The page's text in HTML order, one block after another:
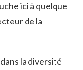
ici à quelque
de la
la diversité